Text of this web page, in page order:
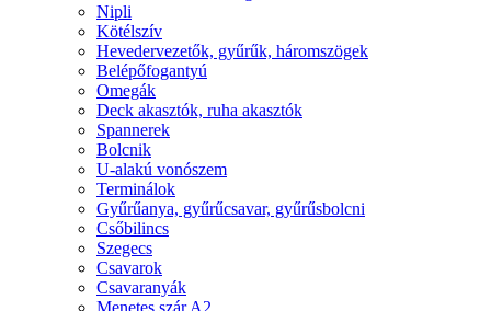
Nipli
Kötélszív
Hevedervezetők, gyűrűk, háromszögek
Belépőfogantyú
Omegák
Deck akasztók, ruha akasztók
Spannerek
Bolcnik
U-alakú vonószem
Terminálok
Gyűrűanya, gyűrűcsavar, gyűrűsbolcni
Csőbilincs
Szegecs
Csavarok
Csavaranyák
Menetes szár A2